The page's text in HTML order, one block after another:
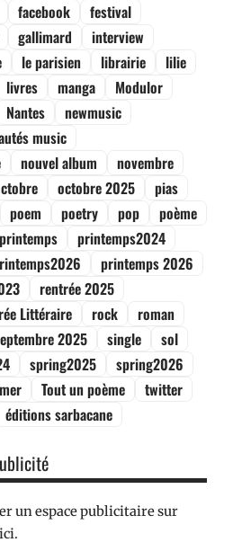
facebook
festival
gallimard
interview
le parisien librairie
lilie
livres manga
Modulor
Nantes
newmusic
music
nouvel album
novembre
octobre 2025
pias
poem poetry pop
poème
printemps
printemps2024
printemps 2026
rentrée 2025
Littéraire rock
roman
2025 single
sol
spring2025
spring2026
Tout un poème
twitter
éditions sarbacane
un espace publicitaire sur